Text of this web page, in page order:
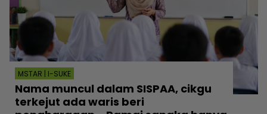
MSTAR | I-SUKE
Nama muncul dalam SISPAA, cikgu
terkejut ada waris beri